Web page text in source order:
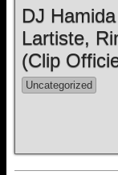
DJ
Lartiste,
(Clip
Uncategorized